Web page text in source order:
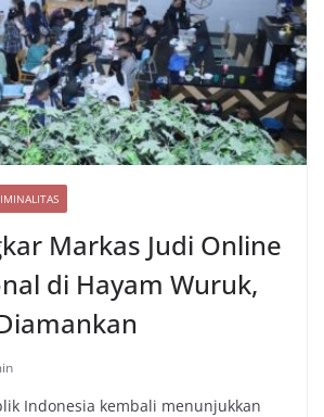
Markas Judi Online
di Hayam Wuruk,
Indonesia kembali menunjukkan